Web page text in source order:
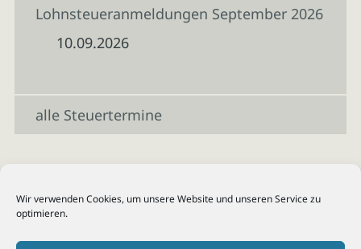
Wir verwenden Cookies, um unsere Website und unseren Service zu
optimieren.
Lohnsteueranmeldungen September 2026
10.09.2026
alle Steuertermine